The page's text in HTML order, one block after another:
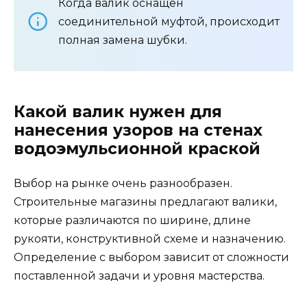
Когда валик оснащен
соединительной муфтой, происходит
полная замена шубки.
Какой валик нужен для
нанесения узоров на стенах
водоэмульсионной краской
Выбор на рынке очень разнообразен.
Строительные магазины предлагают валики,
которые различаются по ширине, длине
рукояти, конструктивной схеме и назначению.
Определение с выбором зависит от сложности
поставленной задачи и уровня мастерства.